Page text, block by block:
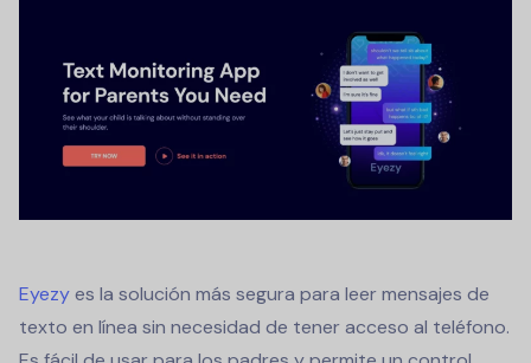
Eyezyes la solución más segura para leer mensajes de
texto en línea sin necesidad de tener acceso al teléfono.